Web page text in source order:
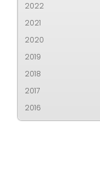
2022
2021
2020
2019
2018
2017
2016